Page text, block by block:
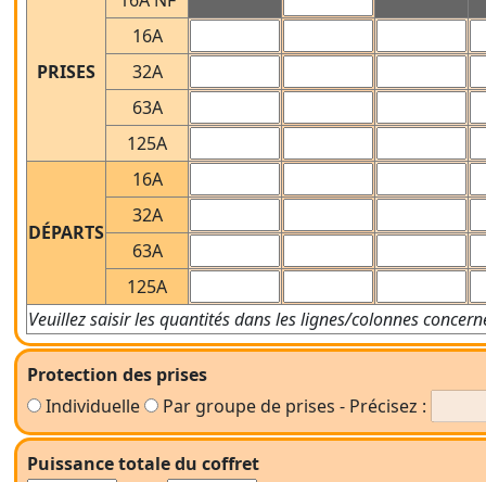
PRISES
16A
32A
63A
125A
DÉPARTS
16A
32A
63A
125A
Veuillez saisir les quantités dans les lignes/colonnes
Protection des prises
Individuelle
Par groupe de prises - Précisez :
Puissance totale du coffret